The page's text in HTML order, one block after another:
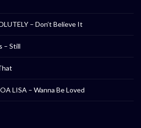
– Don’t Believe It
– Still
LISA – Wanna Be Loved